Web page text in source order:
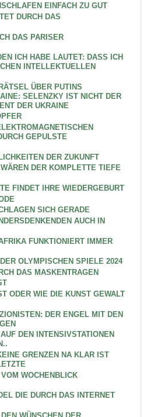
EINFACH ZU GUT
DURCH DAS
DAS PARISER
ICH HABE LAUTET: DASS ICH
INTELLEKTUELLEN
ÜBER PUTINS
SELENZKY IST NICHT DER
DER UKRAINE
GEPULSTE
DER ZUKUNFT
DER KOMPLETTE TIEFE
FINDET IHRE WIEDERGEBURT
SICH GERADE
AUCH IN
FUNKTIONIERT IMMER
OLYMPISCHEN SPIELE 2024
DAS MASKENTRAGEN
ODER WIE DIE KUNST GEWALT
DER ENGEL MIT DEN
DEN INTENSIVSTATIONEN
GRENZEN NA KLAR IST
WOCHENBLICK
DIE DURCH DAS INTERNET